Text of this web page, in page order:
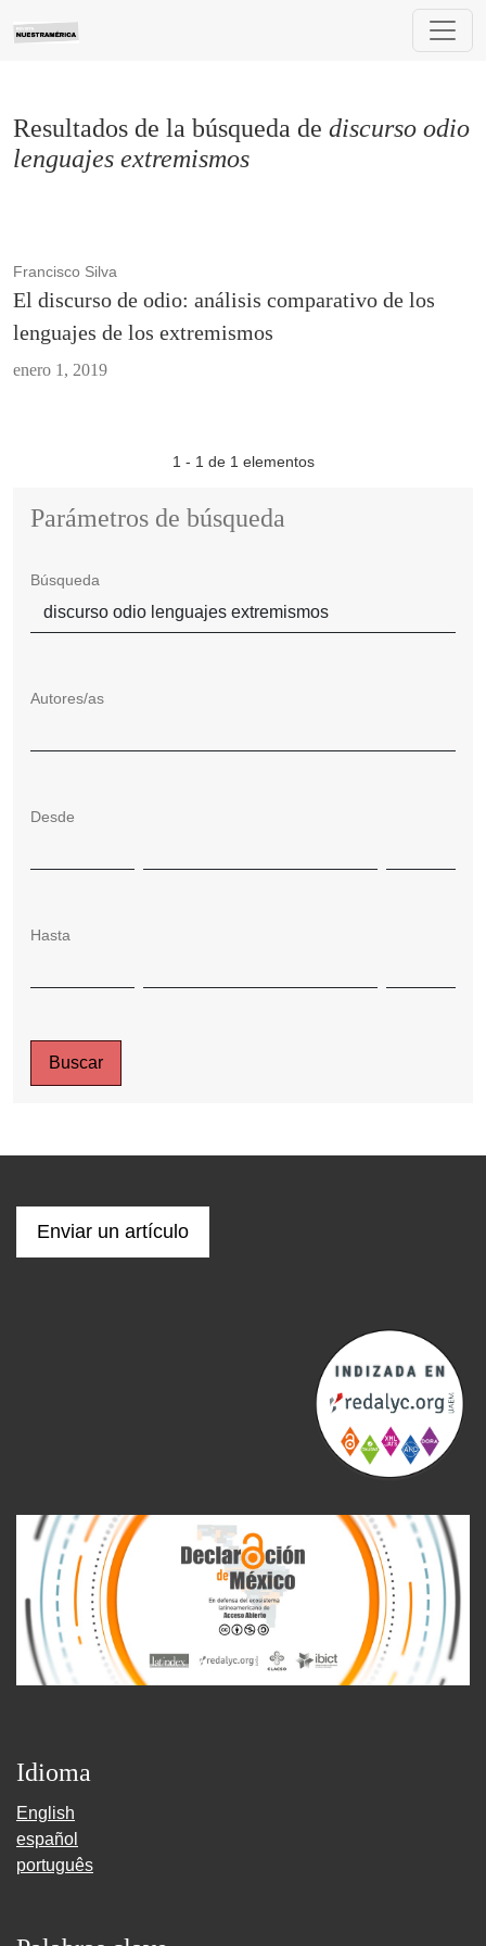
Resultados de la búsqueda de discurso odio
lenguajes extremismos
Francisco Silva
El discurso de odio: análisis comparativo de los
lenguajes de los extremismos
enero 1, 2019
1 - 1 de 1 elementos
Parámetros de búsqueda
Búsqueda
Autores/as
Desde
Hasta
Buscar
Enviar un artículo
Idioma
English
español
português